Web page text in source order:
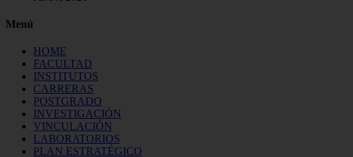
Menú
HOME
FACULTAD
INSTITUTOS
CARRERAS
POSTGRADO
INVESTIGACIÓN
VINCULACIÓN
LABORATORIOS
PLAN ESTRATÉGICO